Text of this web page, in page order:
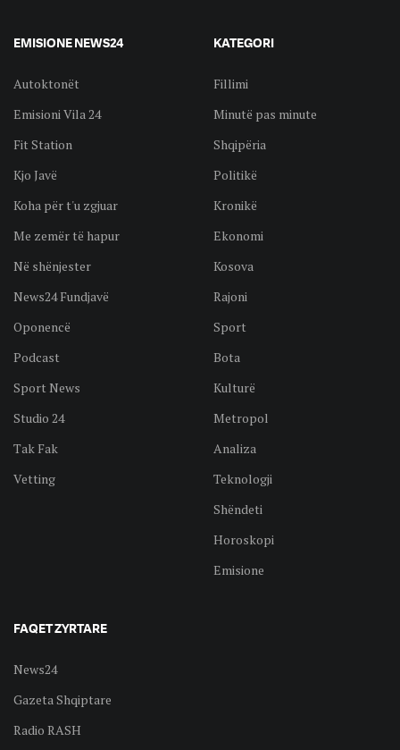
EMISIONE NEWS24
Autoktonët
Emisioni Vila 24
Fit Station
Kjo Javë
Koha për t'u zgjuar
Me zemër të hapur
Në shënjester
News24 Fundjavë
Oponencë
Podcast
Sport News
Studio 24
Tak Fak
Vetting
KATEGORI
Fillimi
Minutë pas minute
Shqipëria
Politikë
Kronikë
Ekonomi
Kosova
Rajoni
Sport
Bota
Kulturë
Metropol
Analiza
Teknologji
Shëndeti
Horoskopi
Emisione
FAQET ZYRTARE
News24
Gazeta Shqiptare
Radio RASH